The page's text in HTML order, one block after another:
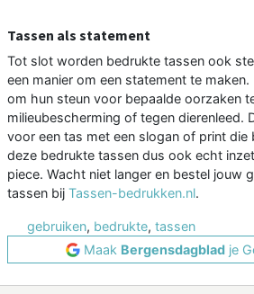
Tassen als statement
Tot slot worden bedrukte tassen ook
een manier om een statement te
om hun steun voor bepaalde oorzaken
milieubescherming of tegen dierenleed.
voor een tas met een slogan of print die
deze bedrukte tassen dus ook echt
piece. Wacht niet langer en bestel jouw
tassen bij Tassen-bedrukken.nl.
gebruiken, bedrukte, tassen
Maak Bergensdagbladje